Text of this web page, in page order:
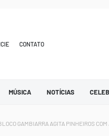
CONTATO
MÚSICA NOTÍCIAS
GAMBIARRA AGITA PINHEIROS